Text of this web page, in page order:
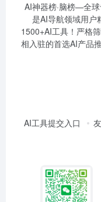
AI神器榜·脑榜—全
是AI导航领域用户
1500+AI工具！严格
相入驻的首选AI产品
AI工具提交入口